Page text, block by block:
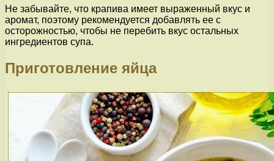
Не забывайте, что крапива имеет выраженный вкус и
аромат, поэтому рекомендуется добавлять ее с
осторожностью, чтобы не перебить вкус остальных
ингредиентов супа.
Приготовление яйца